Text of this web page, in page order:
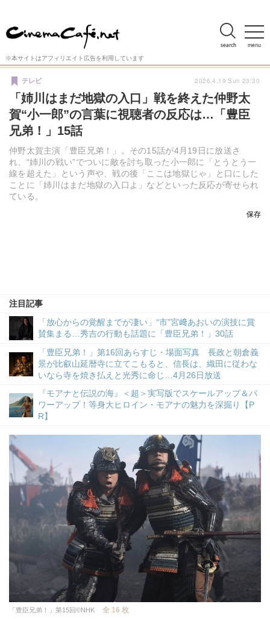
menu
search
※本サイトはアフィリエイト広告を利用しています
「姉川はまだ地獄の入口」戦を終えた仲野太
賀“小一郎”の言葉に視聴者の反応は…「豊臣
兄弟！」15話
仲野太賀主演「豊臣兄弟！」。その15話が4月19日に放送さ
れ、“姉川の戦い”でついに敵を討ち取った小一郎に「とうとう一
線を超えた」という声や、戦の後「ここは地獄じゃ」と口にした
ことに「姉川はまだ地獄の入口よ」などといった反応が寄せられ
ている。
テレビ
注目記事
「放心からの覚醒までが凄い」“市”宮﨑あおいの演技に賞
賛集まる…秀吉の行動も話題に「豊臣兄弟！」30話
「豊臣兄弟！」第16回あらすじ・場面写真 長政と朝倉義
景が比叡山延暦寺に立てこもると、信長は、織田に従わな
いなら寺を焼き払えと光秀に命じ…4月26日放送
『モアナと伝説の海』＜超＞実写版でスケールアップ＆パ
ワーアップ！等身大ヒロイン・モアナの魅力を深掘り【P
R】
2026.4.19 Sun 23:30
「豊臣兄弟！」第15回©NHK 全 16 枚